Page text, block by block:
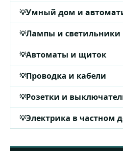
Умный дом и
Лампы и светильники
Автоматы и щиток
Проводка и кабели
Розетки и
Электрика в частном